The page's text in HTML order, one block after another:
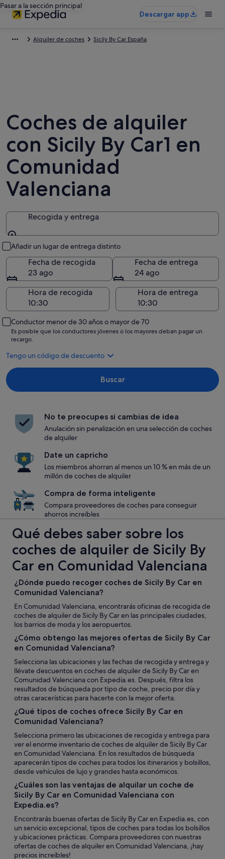
Pasar a la sección principal
Descargar app
Alquiler de coches Sicily By Car España
Coches de alquiler
con Sicily By Car1 en
Comunidad
Valenciana
Recogida y entrega
Añadir un lugar de entrega distinto
Fecha de recogida
23 ago
Fecha de entrega
24 ago
Hora de recogida
Hora de entrega
Conductor menor de 30 años o mayor de 70
Es posible que los conductores jóvenes o los mayores deban pagar un
recargo.
Tengo un código de descuento
Buscar
No te preocupes si cambias de idea
Anulación sin penalización en una selección de coches
de alquiler
Date un capricho
Los miembros ahorran al menos un 10 % en más de un
millón de coches de alquiler
Compra de forma inteligente
Compara proveedores de coches para conseguir
ahorros increíbles
Qué debes saber sobre los
coches de alquiler de Sicily By
Car en Comunidad Valenciana
¿Dónde puedo recoger coches de Sicily By Car en
Comunidad Valenciana?
En Comunidad Valenciana, encontrarás oficinas de recogida de
coches de alquiler de Sicily By Car en las principales ciudades,
los barrios de moda y los aeropuertos.
¿Cómo obtengo las mejores ofertas de Sicily By Car
en Comunidad Valenciana?
Selecciona las ubicaciones y las fechas de recogida y entrega y
llévate descuentos en coches de alquiler de Sicily By Car en
Comunidad Valenciana con Expedia.es. Después, filtra los
resultados de búsqueda por tipo de coche, precio por día y
otras caracerísticas para hacerte con la mejor oferta.
¿Qué tipos de coches ofrece Sicily By Car en
Comunidad Valenciana?
Selecciona primero las ubicaciones de recogida y entrega para
ver el enorme inventario de coches de alquiler de Sicily By Car
en Comunidad Valenciana. En los resultados de búsqueda
aparecerán tipos de coches para todos los itinerarios y bolsillos,
desde vehículos de lujo y grandes hasta económicos.
¿Cuáles son las ventajas de alquilar un coche de
Sicily By Car en Comunidad Valenciana con
Expedia.es?
Encontrarás buenas ofertas de Sicily By Car en Expedia.es, con
un servicio excepcional, tipos de coches para todas los bolsillos
y ubicaciones prácticas. Compara proveedores con nuestras
ofertas de coches de alquiler en Comunidad Valenciana, ¡hay
precios increíbles!